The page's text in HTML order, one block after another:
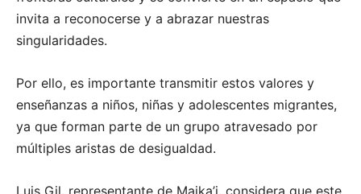
invita a reconocerse y a abrazar nuestras
singularidades.
Por ello, es importante transmitir estos valores y
enseñanzas a niños, niñas y adolescentes migrantes,
ya que forman parte de un grupo atravesado por
múltiples aristas de desigualdad.